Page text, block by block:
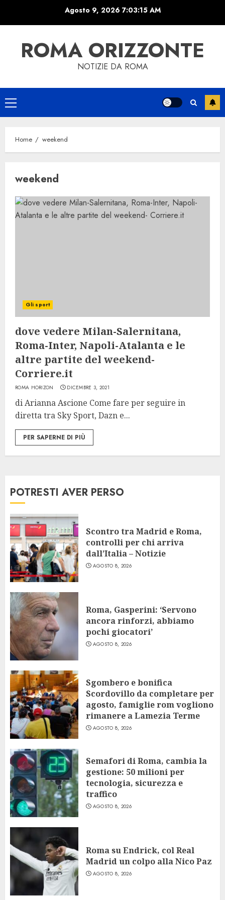
Agosto 9, 2026 7:03:15 AM
ROMA ORIZZONTE
NOTIZIE DA ROMA
Primary
Menu
Home weekend
weekend
Gli sport
dove vedere Milan-Salernitana,
Roma-Inter, Napoli-Atalanta e le
altre partite del weekend-
Corriere.it
ROMA HORIZON DICEMBRE 3, 2021
di Arianna Ascione Come fare per seguire in
diretta tra Sky Sport, Dazn e...
PER SAPERNE DI PIÙ
POTRESTI AVER PERSO
Scontro tra Madrid e Roma,
controlli per chi arriva
dall’Italia – Notizie
AGOSTO 8, 2026
Roma, Gasperini: ‘Servono
ancora rinforzi, abbiamo
pochi giocatori’
AGOSTO 8, 2026
Sgombero e bonifica
Scordovillo da completare per
agosto, famiglie rom vogliono
rimanere a Lamezia Terme
AGOSTO 8, 2026
Semafori di Roma, cambia la
gestione: 50 milioni per
tecnologia, sicurezza e
traffico
AGOSTO 8, 2026
Roma su Endrick, col Real
Madrid un colpo alla Nico Paz
AGOSTO 8, 2026